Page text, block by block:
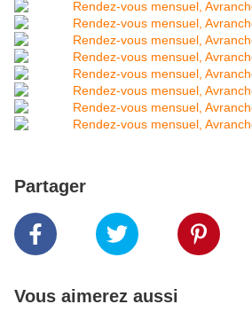
Partager
Vous aimerez aussi